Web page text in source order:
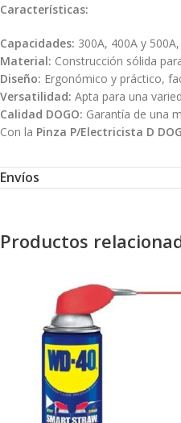
Características:
Capacidades: 300A, 400A y
Material: Construcción sólida
Diseño: Ergonómico y práctico,
Versatilidad: Apta para una
Calidad DOGO: Garantía de una
Con la Pinza P/Electricista D
Envíos
Productos